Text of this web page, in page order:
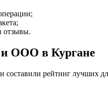
отзывы.
ООО в Кургане
рейтинг лучших